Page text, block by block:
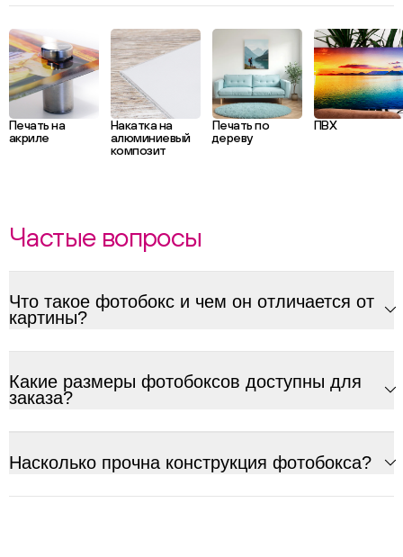
Печать на
акриле
Накатка на
алюминиевый
композит
Печать по
дереву
ПВХ
Частые вопросы
Что такое фотобокс и чем он отличается от
картины?
Какие размеры фотобоксов доступны для
заказа?
Насколько прочна конструкция фотобокса?